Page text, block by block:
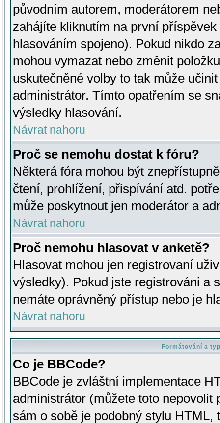
původním autorem, moderátorem
zahájíte kliknutím na první
hlasováním spojeno). Pokud nikdo
mohou vymazat nebo změnit
uskutečněné volby to tak může
administrátor. Tímto opatřením se
výsledky hlasování.
Návrat nahoru
Proč se nemohu dostat k fóru?
Některá fóra mohou být
čtení, prohlížení, přispívání atd.
může poskytnout jen moderátor a
Návrat nahoru
Proč nemohu hlasovat v anketě?
Hlasovat mohou jen registrovaní
výsledky). Pokud jste registrováni a
nemáte oprávněný přístup nebo je
Návrat nahoru
Formátování a
Co je BBCode?
BBCode je zvláštní implementace
administrátor (můžete toto
sám o sobě je podobný stylu HTML,